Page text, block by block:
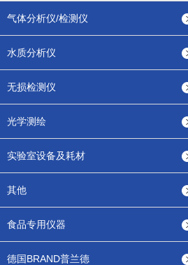
气体分析仪/检测仪
水质分析仪
无损检测仪
光学测绘
实验室设备及耗材
其他
食品专用仪器
德国BRAND普兰德